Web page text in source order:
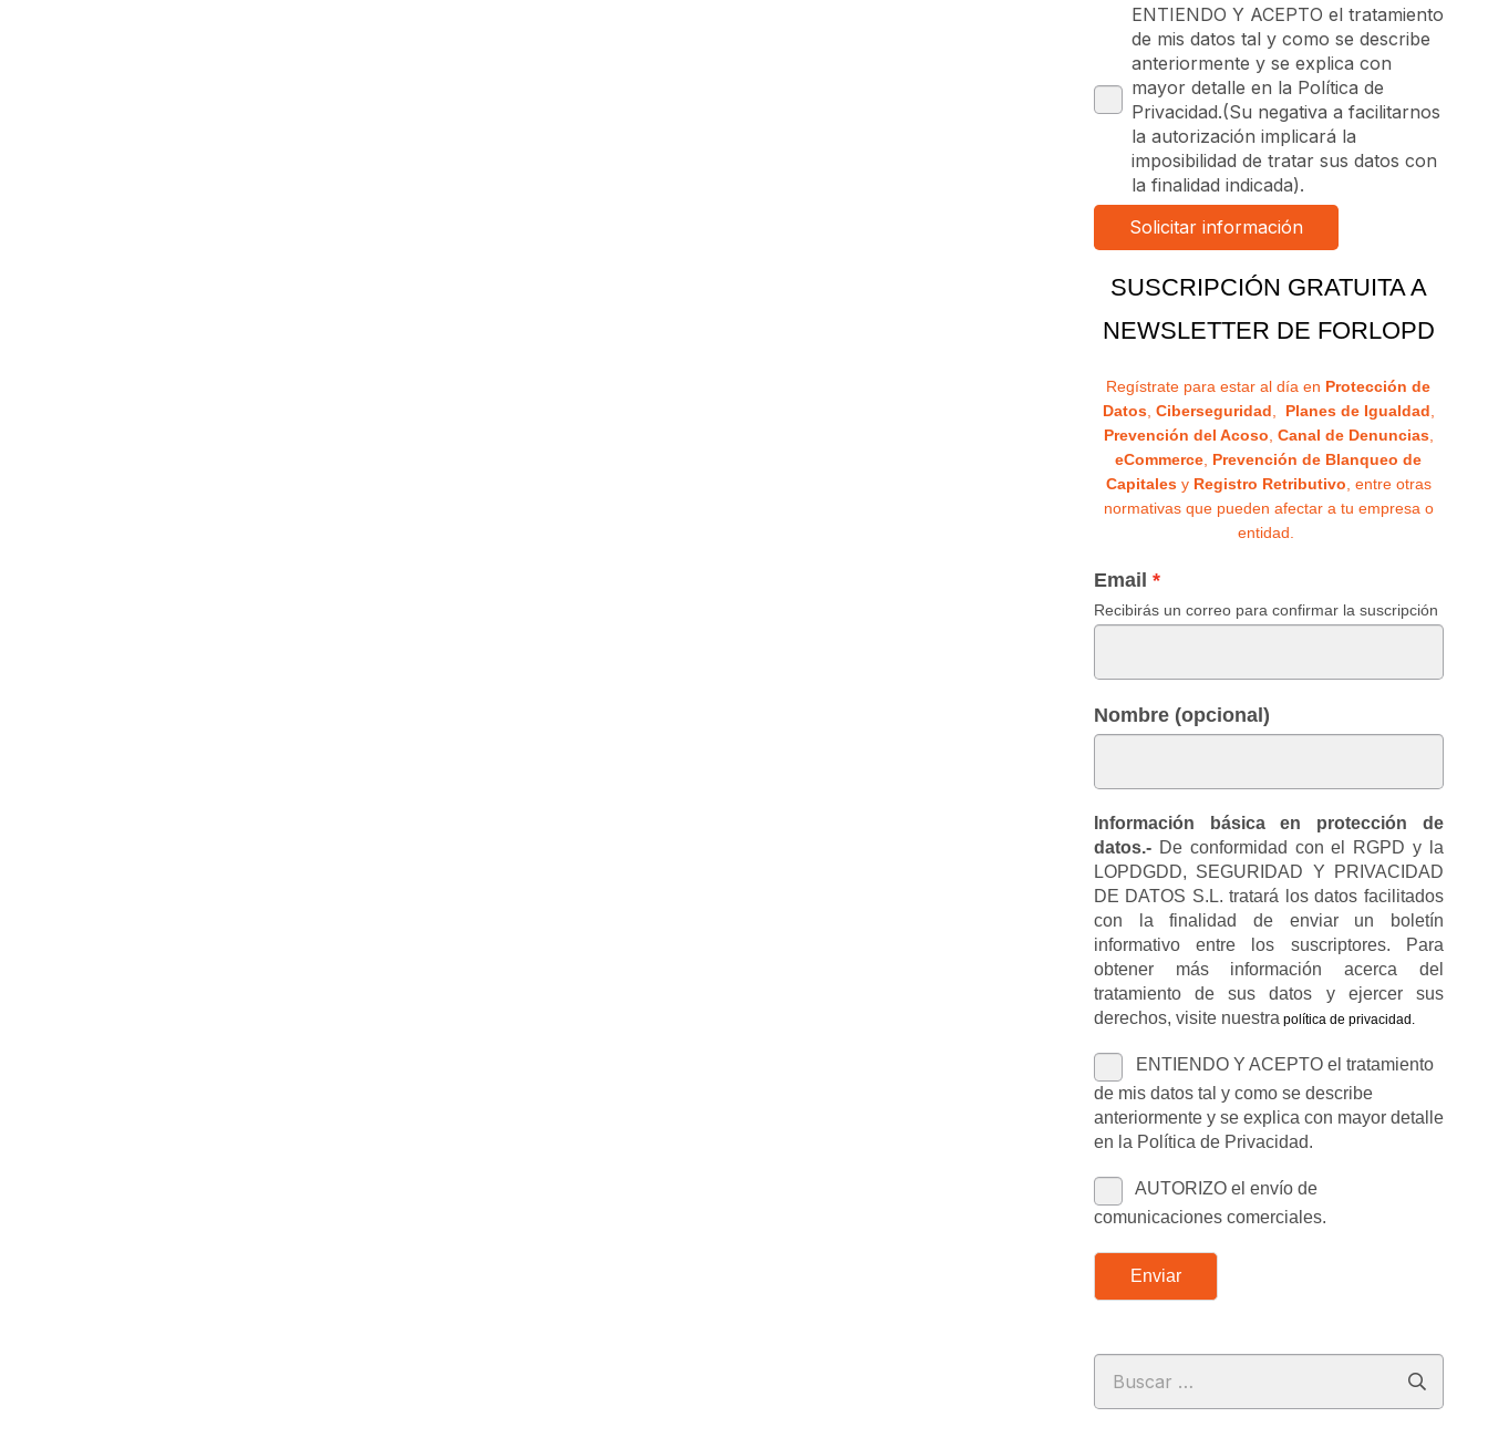
ENTIENDO Y ACEPTO el tratamiento
de mis datos tal y como se describe
anteriormente y se explica con
mayor detalle en la Política de
Privacidad.(Su negativa a facilitarnos
la autorización implicará la
imposibilidad de tratar sus datos con
la finalidad indicada).
SUSCRIPCIÓN GRATUITA A
NEWSLETTER DE FORLOPD
Regístrate para estar al día en Protección de
Datos, Ciberseguridad, Planes de Igualdad,
Prevención del Acoso, Canal de Denuncias,
eCommerce, Prevención de Blanqueo de
Capitalesy Registro Retributivo, entre otras
normativas que pueden afectar a tu empresa o
entidad.
Email
Recibirás un correo para confirmar la suscripción
Nombre (opcional)
Información básica en protección de
datos.-De conformidad con el RGPD y la
LOPDGDD, SEGURIDAD Y PRIVACIDAD
DE DATOS S.L. tratará los datos facilitados
con la finalidad de enviar un boletín
informativo entre los suscriptores. Para
obtener más información acerca del
tratamiento de sus datos y ejercer sus
derechos, visite nuestra política de privacidad .
ENTIENDO Y ACEPTO el tratamiento
de mis datos tal y como se describe
anteriormente y se explica con mayor detalle
en la Política de Privacidad.
AUTORIZO el envío de
comunicaciones comerciales.
Enviar
Buscar: